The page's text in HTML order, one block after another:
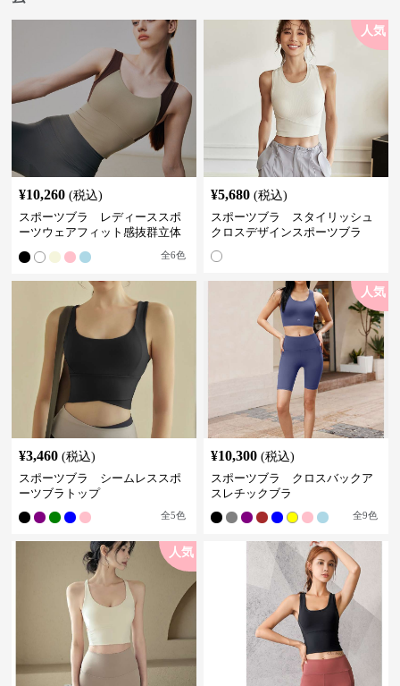
¥10,260 (税込)
スポーツブラ レディーススポ
ーツウェアフィット感抜群立体
全6色
人気
¥5,680 (税込)
スポーツブラ スタイリッシュ
クロスデザインスポーツブラ
¥3,460 (税込)
スポーツブラ シームレススポ
ーツブラトップ
全5色
人気
¥10,300 (税込)
スポーツブラ クロスバックア
スレチックブラ
全9色
人気